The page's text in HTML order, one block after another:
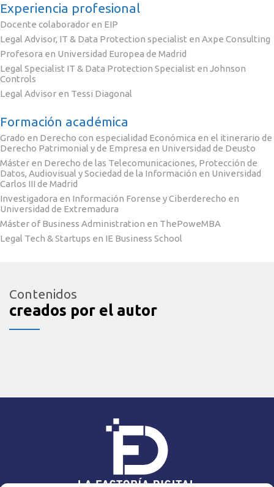
Experiencia profesional
Docente colaborador en EIP
Legal Advisor, IT & Data Protection specialist en Axpe Consulting
Profesora en Universidad Europea de Madrid
Legal Specialist IT & Data Protection Specialist en Johnson
Controls
Legal Advisor en Tessi Diagonal
Formación académica
Grado en Derecho con especialidad Económica en el itinerario de
Derecho Patrimonial y de Empresa en Universidad de Deusto
Máster en Derecho de las Telecomunicaciones, Protección de
Datos, Audiovisual y Sociedad de la Información en Universidad
Carlos III de Madrid
Investigadora en Información Forense y Ciberderecho en
Universidad de Extremadura
Máster of Business Administration en ThePoweMBA
Legal Tech & Startups en IE Business School
Contenidos
creados por el autor